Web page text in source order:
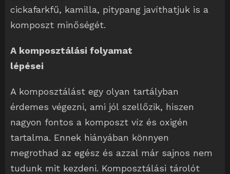
cickafarkfű, kamilla, pitypang javíthatjuk is a
komposzt minőségét.
A komposztálási folyamat
lépései
A komposztálást egy olyan tartályban
érdemes végezni, ami jól szellőzik, hiszen
nagyon fontos a komposzt víz és oxigén
tartalma. Ennek hiányában könnyen
megrothad az egész és azzal már sajnos nem
tudunk mit kezdeni. Komposztálási tárolót